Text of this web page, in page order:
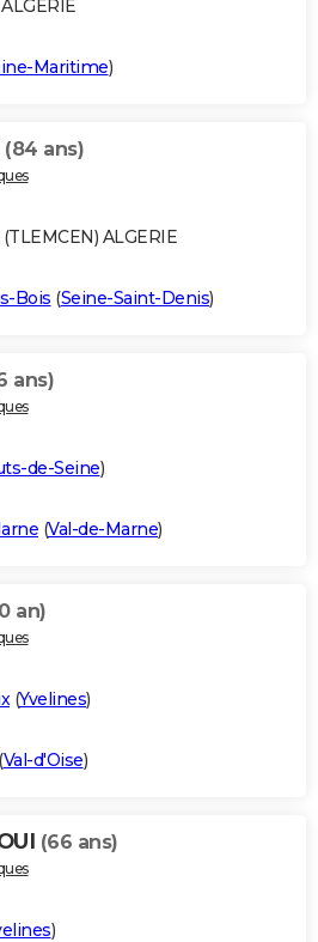
Maritime)
(84 ans)
ALGERIE
Bois (Seine-Saint-Denis)
ans)
de-Seine)
(Val-de-Marne)
an)
(Yvelines)
(Val-d'Oise)
(66 ans)
)